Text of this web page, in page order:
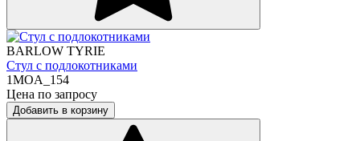
BARLOW TYRIE
Стул с подлокотниками
1MOA_154
Цена по запросу
Добавить в корзину